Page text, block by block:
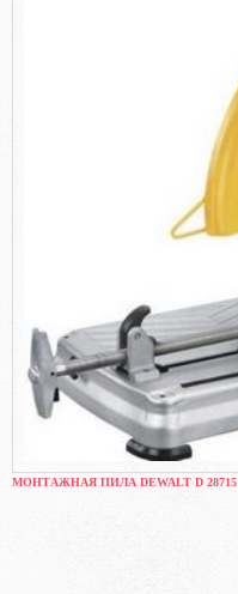
МОНТАЖНАЯ ПИЛА DEWALT D 28715